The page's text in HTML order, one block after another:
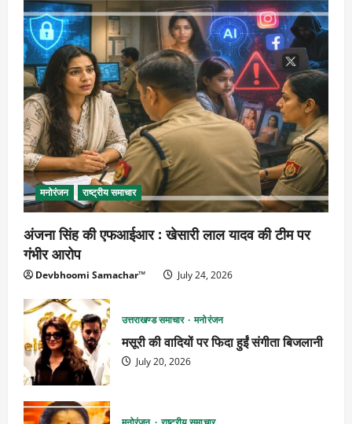
मनोरंजन राष्ट्रीय समाचार
अंजना सिंह की एफआईआर : खेसारी लाल यादव की टीम पर
गंभीर आरोप
Devbhoomi Samachar™ July 24, 2026
उत्तराखण्ड समाचार मनोरंजन
मसूरी की वादियों पर फिदा हुईं संगीता बिजलानी
July 20, 2026